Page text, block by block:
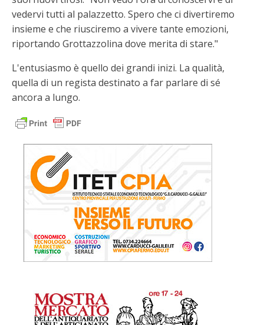
vedervi tutti al palazzetto. Spero che ci divertiremo
insieme e che riusciremo a vivere tante emozioni,
riportando Grottazzolina dove merita di stare."
L'entusiasmo è quello dei grandi inizi. La qualità,
quella di un regista destinato a far parlare di sé
ancora a lungo.